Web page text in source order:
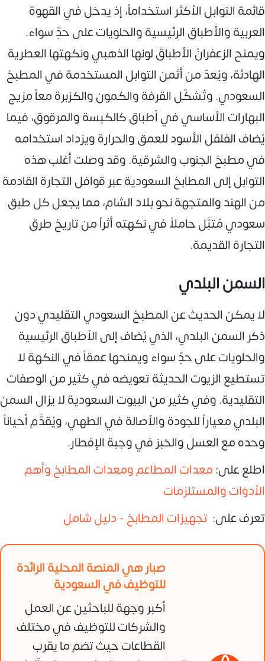
قائمة التوابل الأكثر استخداماً، إذ يدخل في القهوة
العربية والأطباق الرئيسية والحلويات على حدٍّ سواء.
ويمنح الزعفرانُ الأطباقَ لونها الذهبي ونكهتها العطرية
الهادئة، ويُعدّ من أثمن التوابل المستخدمة في المطبخ
السعودي. وتُشكّل القرفة والكمون والكزبرة معاً مزيج
البهارات الأساسي في أطباق كالكبسة والمرقوق، فيما
يُضاف الفلفل الأسود للعمق والحرارة ويزداد استخدامه
في مطبخ الجنوب والشرقية. وقد وصلت أغلب هذه
التوابل إلى المطابخ السعودية عبر قوافل التجارة القادمة
من الهند والمتجهة نحو بلاد الشام، مما يجعل كل طبق
سعودي مُتبَّل حاملاً في نكهته أثراً من تاريخ طرق
التجارة القديمة.
السمن البلدي
لا يمكن الحديث عن المطبخ السعودي التقليدي دون
ذكر السمن البلدي، الذي يُضاف إلى الأطباق الرئيسية
والحلويات على حدٍّ سواء ويمنحها عمقاً في النكهة لا
تستطيع الزيوت الحديثة تعويضه في كثير من الوصفات
التقليدية. وفي كثير من البيوت السعودية لا يزال السمن
البلدي معياراً للجودة والأصالة في الطهي، ويُقدَّم أحياناً
وحده مع العسل والخبز في وجبة الإفطار.
اطلع على:معدات المطاعم ومعدات المطابخ وأهم
الأدوات والمستلزمات
تعرف على: تجهيزات المطابخ - دليل شامل
صبار هي المنصة المحلية الرائدة
للتوظيف في السعودية
أكبر وجهة للباحثين عن العمل
والشركات للتوظيف في مختلف
القطاعات حيث تضم ما يقرب